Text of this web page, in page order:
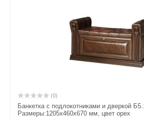
(0)
Банкетка с подлокотниками и дверкой
Размеры:1205х460х670 мм, цвет орех